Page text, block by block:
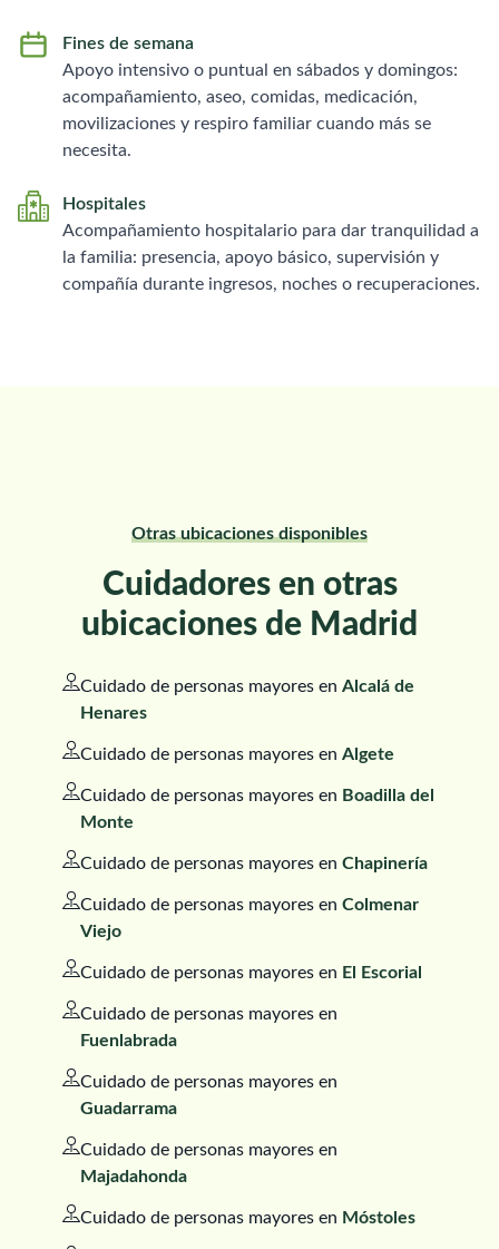
Fines de semana
Apoyo intensivo o puntual en sábados y domingos:
acompañamiento, aseo, comidas, medicación,
movilizaciones y respiro familiar cuando más se
necesita.
Hospitales
Acompañamiento hospitalario para dar tranquilidad a
la familia: presencia, apoyo básico, supervisión y
compañía durante ingresos, noches o recuperaciones.
Otras ubicaciones disponibles
Cuidadores en otras
ubicaciones de Madrid
Cuidado de personas mayores en Alcalá de
Henares
Cuidado de personas mayores en Algete
Cuidado de personas mayores en Boadilla del
Monte
Cuidado de personas mayores en Chapinería
Cuidado de personas mayores en Colmenar
Viejo
Cuidado de personas mayores en El Escorial
Cuidado de personas mayores en
Fuenlabrada
Cuidado de personas mayores en
Guadarrama
Cuidado de personas mayores en
Majadahonda
Cuidado de personas mayores en Móstoles